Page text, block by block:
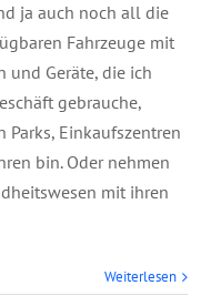
ja auch noch all die
Fahrzeuge mit
und Geräte, die ich
gebrauche,
Einkaufszentren
bin. Oder nehmen
mit ihren
Weiterlesen